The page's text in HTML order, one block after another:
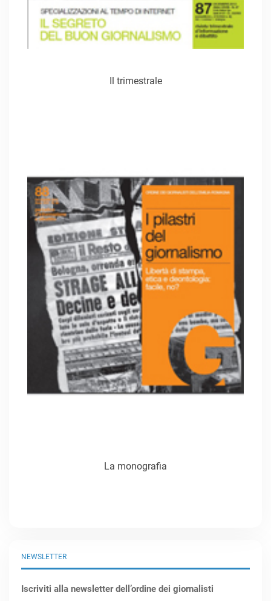
NEWSLETTER
Iscriviti alla newsletter dell’ordine dei giornalisti
Il trimestrale
La monografia